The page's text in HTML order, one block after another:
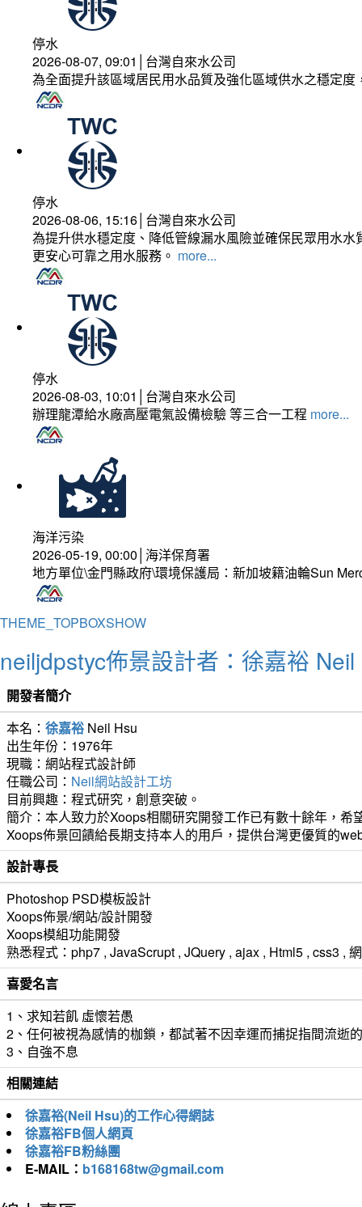
停水
2026-08-07, 09:01│台灣自來水公司
為全面提升該區域居民用水品質及強化區域供水之穩定
停水
2026-08-06, 15:16│台灣自來水公司
為提升供水穩定度、降低管線漏水風險並確保民眾用水
更安心可靠之用水服務。 more...
停水
2026-08-03, 10:01│台灣自來水公司
辦理龍潭給水廠高壓電氣設備檢驗 等三合一工程 more...
海洋污染
2026-05-19, 00:00│海洋保育署
地方單位\金門縣政府\環境保護局：新加坡籍油輪Sun
THEME_TOPBOXSHOW
neiljdpstyc佈景設計者：徐嘉裕
開發者簡介
本名： 徐嘉裕 Neil Hsu
出生年份：1976年
現職：網站程式設計師
任職公司： Neil網站設計工坊
目前興趣：程式研究，創意突破。
簡介：本人致力於Xoops相關研究開發工作已有數十餘年，
Xoops佈景回饋給長期支持本人的用戶，提供台灣更優質的
設計專長
Photoshop PSD模板設計
Xoops佈景/網站/設計開發
Xoops模組功能開發
熟悉程式：php7 , JavaScrupt , JQuery , ajax , Html5 , css3 ,
喜愛名言
1、求知若飢 虛懷若愚
2、任何被視為感情的枷鎖，都試著不因幸運而捕捉指間流逝
3、自強不息
相關連結
徐嘉裕(Neil Hsu)的工作心得網誌
徐嘉裕FB個人網頁
徐嘉裕FB粉絲團
E-MAIL： b168168tw@gmail.com